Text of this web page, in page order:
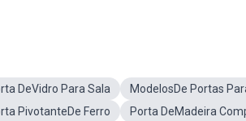
DeVidro Para Sala ModelosDe Portas
PivotanteDe Ferro Porta DeMadeira